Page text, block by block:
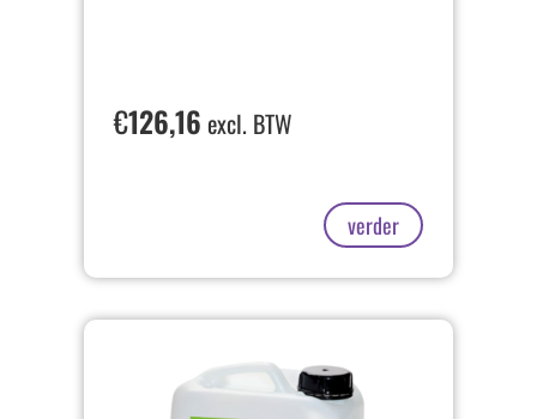
€126,16 excl. BTW
verder